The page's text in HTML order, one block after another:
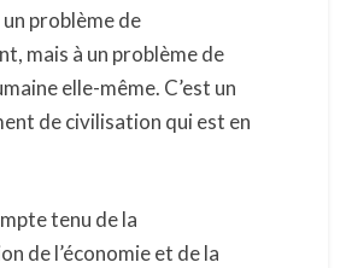
problème de
mais à un problème de
elle-même. C’est un
de civilisation qui est en
tenu de la
de l’économie et de la